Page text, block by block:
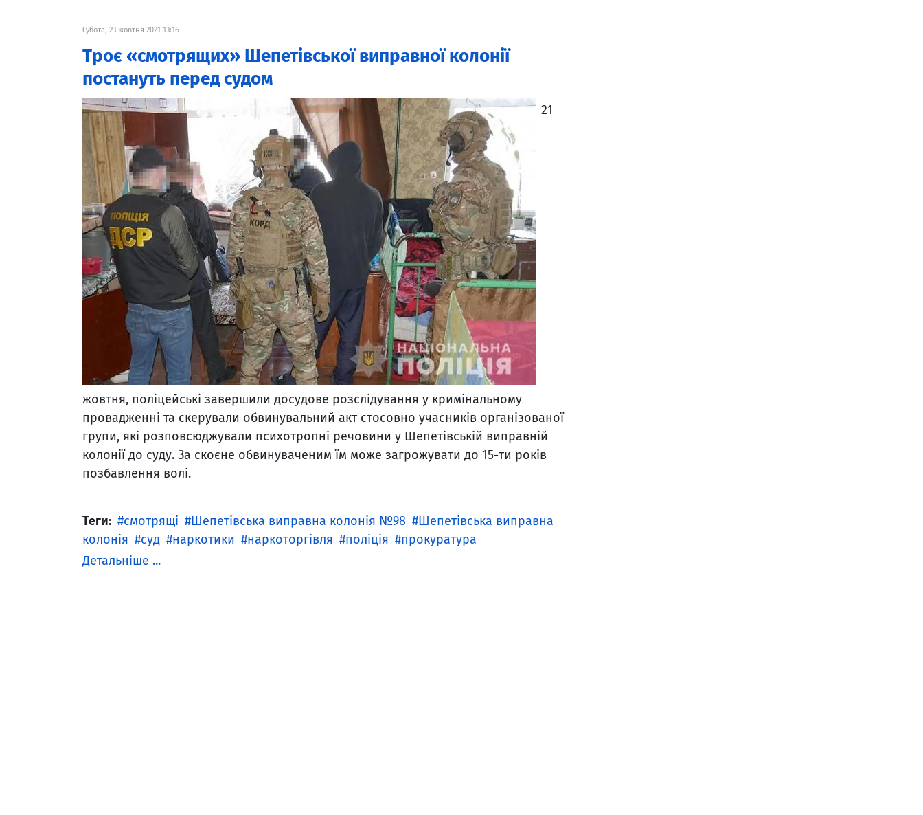
Субота, 23 жовтня 2021 13:16
Троє «смотрящих» Шепетівської виправної колонії
постануть перед судом
21
жовтня, поліцейські завершили досудове розслідування у кримінальному
провадженні та скерували обвинувальний акт стосовно учасників організованої
групи, які розповсюджували психотропні речовини у Шепетівській виправній
колонії до суду. За скоєне обвинуваченим їм може загрожувати до 15-ти років
позбавлення волі.
Теги: смотрящі Шепетівська виправна колонія №98
Шепетівська виправна
колонія
суд наркотики наркоторгівля поліція
прокуратура
Детальніше ...